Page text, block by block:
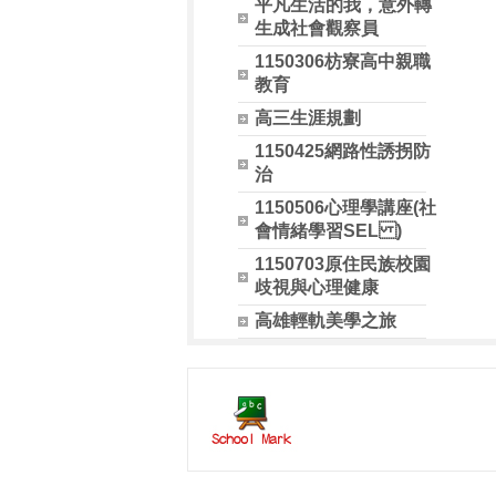
平凡生活的我，意外轉
生成社會觀察員
1150306枋寮高中親職
教育
高三生涯規劃
1150425網路性誘拐防
治
1150506心理學講座(社
會情緒學習SEL )
1150703原住民族校園
歧視與心理健康
高雄輕軌美學之旅